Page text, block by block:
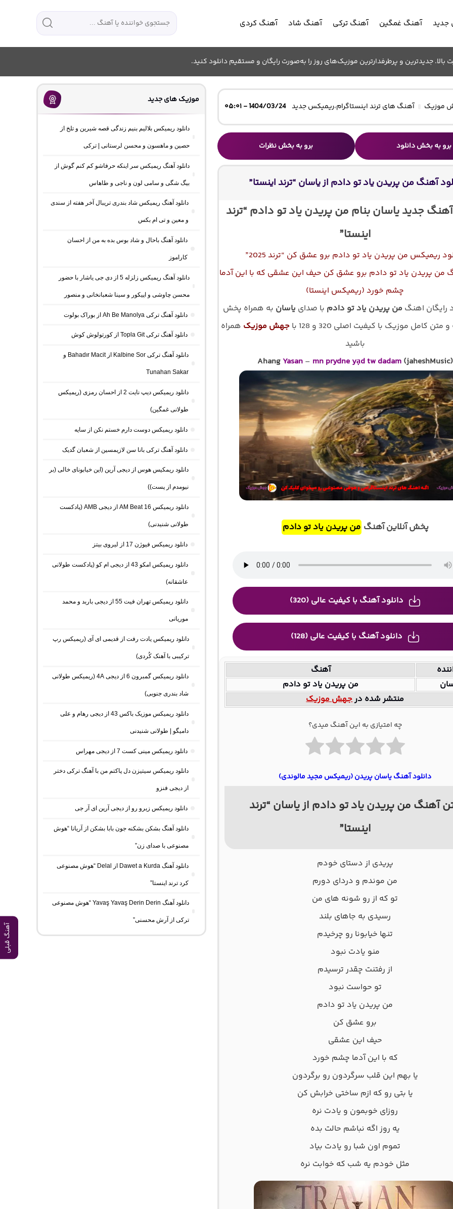
آهنگ قبلی
جدید آهنگ غمگین آهنگ ترکی آهنگ شاد آهنگ کردی
جدیدترین و پرطرفدارترین موزیک‌های روز را به‌صورت رایگان و مستقیم دانلود کنید.
موزیک آهنگ های ترند اینستاگرام،ریمیکس جدید 1404/03/24 - ۰۵:۰۱
برو به بخش دانلود برو به بخش نظرات
آهنگ ﻣﻦ ﭘﺮﻳﺪن ﻳﺎد ﺗﻮ دادم از یاسان “ترند اینستا”
جدید یاسان بنام ﻣﻦ ﭘﺮﻳﺪن ﻳﺎد ﺗﻮ دادم “ترند
اینستا”
ریمیکس ﻣﻦ ﭘﺮﻳﺪن ﻳﺎد ﺗﻮ دادم ﺑﺮو ﻋﺸﻖ ﻛﻦ “ترند 2025”
ﻣﻦ ﭘﺮﻳﺪن ﻳﺎد ﺗﻮ دادم ﺑﺮو ﻋﺸﻖ ﻛﻦ ﺣﻴﻒ اﻳﻦ ﻋﺸﻘﻰ ﻛﻪ ﺑﺎ اﻳﻦ آدﻣﺎ
ﭼﺸﻢ ﺧﻮرد (ریمیکس اینستا)
رایگان اهنگﻣﻦ ﭘﺮﻳﺪن ﻳﺎد ﺗﻮ دادم با صدای یاسان به همراه پخش
متن کامل موزیک با کیفیت اصلی 320 و 128 با
جهش موزیک همراه
باشید
AhangYasan– mn prydne yạd tw dadam(jaheshMusic)
پخش آنلاین آهنگ ﻣﻦ ﭘﺮﻳﺪن ﻳﺎد ﺗﻮ دادم
دانلود آهنگ با کیفیت عالی (320)
دانلود آهنگ با کیفیت عالی (128)
آهنگ
ﻣﻦ ﭘﺮﻳﺪن ﻳﺎد ﺗﻮ دادم
منتشر شده درجهش موزیک
چه امتیازی به این آهنگ میدی؟
دانلود آهنگ یاسان پریدن (ریمیکس مجید مالوندی)
آهنگ ﻣﻦ ﭘﺮﻳﺪن ﻳﺎد ﺗﻮ دادم از یاسان “ترند
اینستا”
ﭘﺮﻳﺪی از دﺳﺘﺎی ﺧﻮدم
ﻣﻦ ﻣﻮﻧﺪم و دردای دورم
ﺗﻮ ﻛﻪ از رو ﺷﻮﻧﻪ ﻫﺎی ﻣﻦ
رﺳﻴﺪی ﺑﻪ ﺟﺎﻫﺎی ﺑﻠﻨﺪ
ﺗﻨﻬﺎ ﺧﻴﺎﺑﻮﻧﺎ رو ﭼﺮﺧﻴﺪم
ﻣﻨﻮ ﻳﺎدت ﻧﺒﻮد
از رﻓﺘﻨﺖ ﭼﻘﺪر ﺗﺮﺳﻴﺪم
ﺗﻮ ﺣﻮاﺳﺖ ﻧﺒﻮد
ﻣﻦ ﭘﺮﻳﺪن ﻳﺎد ﺗﻮ دادم
ﺑﺮو ﻋﺸﻖ ﻛﻦ
ﺣﻴﻒ اﻳﻦ ﻋﺸﻘﻰ
ﻛﻪ ﺑﺎ اﻳﻦ آدﻣﺎ ﭼﺸﻢ ﺧﻮرد
ﻳﺎ ﺑﻬﻢ اﻳﻦ ﻗﻠﺐ ﺳﺮﮔﺮدون رو ﺑﺮﮔﺮدون
ﻳﺎ ﺑﺘﻰ رو ﻛﻪ ازم ﺳﺎﺧﺘﻰ ﺧﺮاﺑﺶ ﻛﻦ
روزای ﺧﻮﺑﻤﻮن و ﻳﺎدت ﻧﺮه
ﻳﻪ روز اﮔﻪ ﻧﺒﺎﺷﻢ ﺣﺎﻟﺖ ﺑﺪه
ﺗﻤﻮم اون ﺷﺒﺎ رو ﻳﺎدت ﺑﻴﺎد
ﻣﺜﻞ ﺧﻮدم ﻳﻪ ﺷﺐ ﻛﻪ ﺧﻮاﺑﺖ ﻧﺮه
موزیک های جدید
دانلود ریمیکس بلالیم بنیم زندگی قصه شیرین و تلخ از
حصین و ماهسون و محسن لرستانی | ترکی
دانلود آهنگ ریمیکس سر اینکه حرفاشو کم کنم گوش از
بیگ شگی و سامی لون و ناجی و طاهاس
دانلود آهنگ ریمیکس شاد بندری تریبال آخر هفته از سندی
و معین و تی ام بکس
دانلود آهنگ باحال و شاد بوس بده به من از احسان
کاراموز
دانلود آهنگ ریمیکس زلزله 5 از دی جی یاشار با حضور
محسن چاوشی و اپیکور و سینا شعبانخانی و منصور
دانلود آهنگ ترکی Ah Be Manolya از بوراک بولوت
دانلود آهنگ ترکی Topla Git از کورتولوش کوش
دانلود آهنگ ترکی Kalbine Sor از Bahadır Macit و
Tunahan Sakar
دانلود ریمیکس دیپ نایت 2 از احسان رمزی (ریمیکس
طولانی غمگین)
دانلود ریمیکس دوست دارم خستم نکن از سایه
دانلود آهنگ ترکی بانا سن لازیمسین از شعبان گدیک
دانلود ریمکیس هوس از دیجی آرین (این خیابونای خالی (بر
نیومدم از پست))
دانلود ریمیکس AM Beat 16 از دیجی AMB (پادکست
طولانی شنیدنی)
دانلود ریمیکس فیوژن 17 از لیروی بیتز
دانلود ریمیکس امکو 43 از دیجی ام کو (پادکست طولانی
عاشقانه)
دانلود ریمیکس تهران فیت 55 از دیجی باربد و محمد
موریانی
دانلود ریمیکس یادت رفت از قدیمی ای آی (ریمیکس رپ
ترکیبی با آهنک کُردی)
دانلود ریمیکس گمبرون 6 از دیجی 4A (ریمیکس طولانی
شاد بندری جنوبی)
دانلود ریمیکس موزیک باکس 43 از دیجی رهام و علی
دامیگو | طولانی شنیدنی
دانلود ریمیکس مینی کست 7 از دیجی مهراس
دانلود ریمیکس سیتیزن دل پاکتم من با آهنگ ترکی دختر
از دیجی فنزو
دانلود ریمیکس زیرو رو از دیجی آرین ای آر جی
دانلود آهنگ بشکن بشکنه جون بابا بشکن از آریانا “هوش
مصنوعی با صدای زن”
دانلود آهنگ Dawet a Kurda از Delal “هوش مصنوعی
کرد ترند اینستا”
دانلود آهنگ Yavaş Yavaş Derin Derin “هوش مصنوعی
ترکی از آرش محسنی”